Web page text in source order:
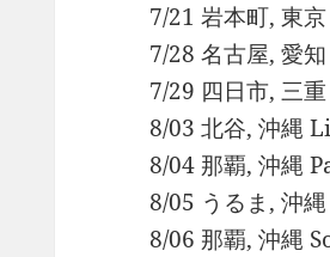
7/21 岩本町, 東
7/28 名古屋, 愛
7/29 四日市, 三
8/03 北谷, 沖縄
8/04 那覇, 沖縄
8/05 うるま, 沖
8/06 那覇, 沖縄